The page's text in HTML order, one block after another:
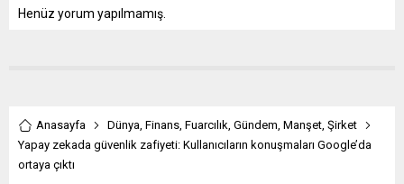
Henüz yorum yapılmamış.
Anasayfa Dünya, Finans, Fuarcılık, Gündem, Manşet, Şirket
Yapay zekada güvenlik zafiyeti: Kullanıcıların konuşmaları Google’da
ortaya çıktı